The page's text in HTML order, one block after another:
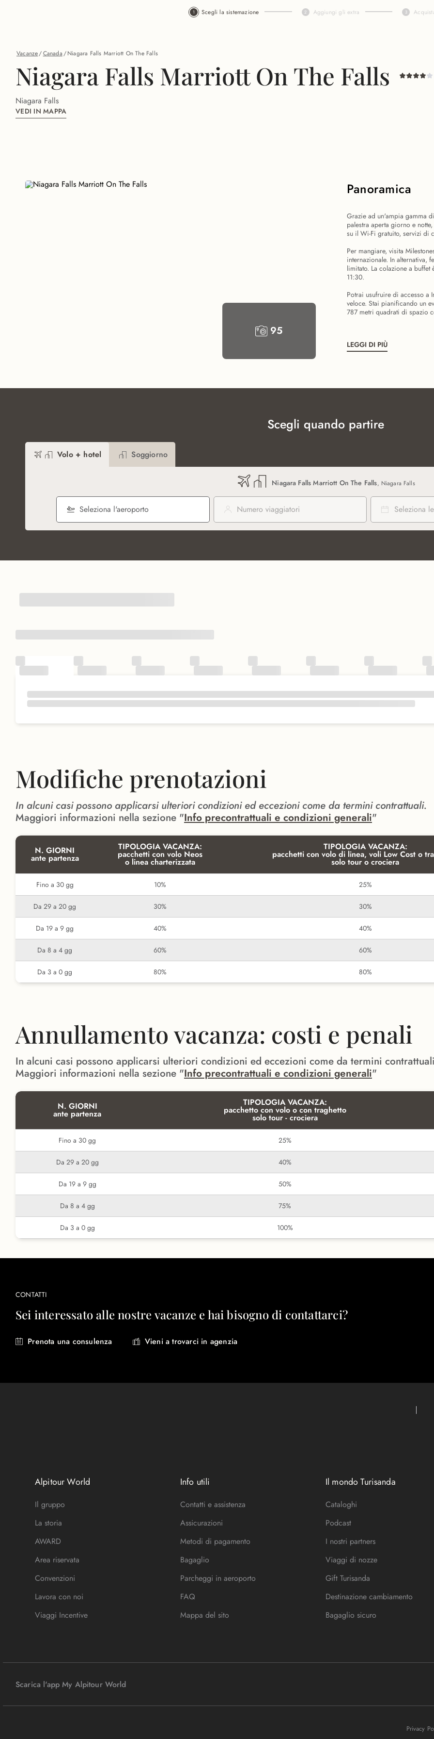
Scegli la sistemazione Aggiungi gli extra
Vacanze/Canada/Niagara Falls Marriott On The Falls
Niagara Falls Marriott On The Falls
Niagara Falls
VEDI IN MAPPA
95
Panoramica
Grazie ad un'ampia gamma
palestra aperta giorno e
su il Wi-Fi gratuito, servizi di
Per mangiare, visita
internazionale. In
limitato. La colazione a
11:30.
Potrai usufruire di accesso a
veloce. Stai pianificando un
787 metri quadrati di spazio
LEGGI DI PIÙ
Scegli quando partire
Volo + hotel Soggiorno
Niagara Falls Marriott On The Falls, Niagara Falls
Seleziona l'aeroporto Numero viaggiatori Seleziona
Modifiche prenotazioni
In alcuni casi possono applicarsi ulteriori condizioni ed eccezioni come da termini contrattuali.
Maggiori informazioni nella sezione "Info precontrattuali e condizioni generali"
N. GIORNI
ante partenza
TIPOLOGIA VACANZA:
pacchetti con volo Neos
o linea charterizzata
TIPOLOGIA VACANZA:
pacchetti con volo di linea, voli Low Cost o
solo tour o crociera
Fino a 30 gg 10% 25%
Da 29 a 20 gg 30% 30%
Da 19 a 9 gg 40% 40%
Da 8 a 4 gg 60% 60%
Da 3 a 0 gg 80% 80%
Annullamento vacanza: costi e penali
In alcuni casi possono applicarsi ulteriori condizioni ed eccezioni come da termini contrattuali
Maggiori informazioni nella sezione "Info precontrattuali e condizioni generali"
N. GIORNI
ante partenza
TIPOLOGIA VACANZA:
pacchetto con volo o con traghetto
solo tour - crociera
Fino a 30 gg 25%
Da 29 a 20 gg 40%
Da 19 a 9 gg 50%
Da 8 a 4 gg 75%
Da 3 a 0 gg 100%
CONTATTI
Sei interessato alle nostre vacanze e hai bisogno di contattarci?
Prenota una consulenza Vieni a trovarci in agenzia
Alpitour World
Il gruppo
La storia
AWARD
Area riservata
Convenzioni
Lavora con noi
Viaggi Incentive
Info utili
Contatti e assistenza
Assicurazioni
Metodi di pagamento
Bagaglio
Parcheggi in aeroporto
FAQ
Mappa del sito
Il mondo Turisanda
Cataloghi
Podcast
I nostri partners
Viaggi di nozze
Gift Turisanda
Destinazione cambiamento
Bagaglio sicuro
Scarica l'app My Alpitour World
Privacy